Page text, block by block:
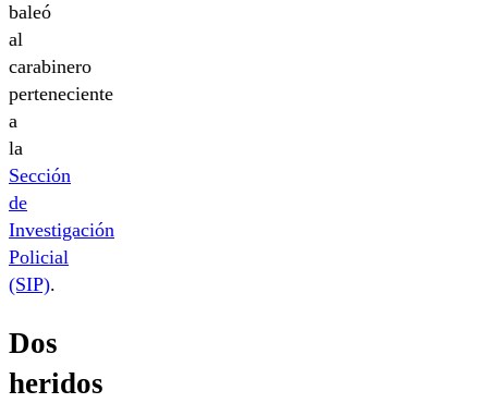
baleó
al
carabinero
perteneciente
a
la
Sección
de
Investigación
Policial
(SIP).
Dos
heridos